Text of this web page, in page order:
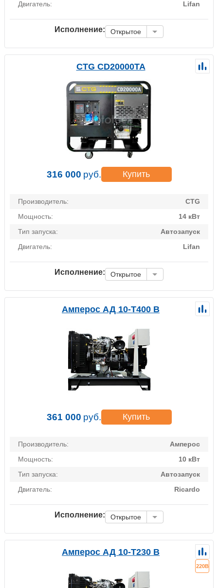
Двигатель: Lifan
Исполнение: Открытое
CTG CD20000TA
316 000 руб. Купить
Производитель:
CTG
Мощность:
14 кВт
Тип запуска:
Автозапуск
Двигатель:
Lifan
Исполнение: Открытое
Амперос АД 10-Т400 B
361 000 руб. Купить
Производитель:
Амперос
Мощность:
10 кВт
Тип запуска:
Автозапуск
Двигатель:
Ricardo
Исполнение: Открытое
Амперос АД 10-Т230 B
220В